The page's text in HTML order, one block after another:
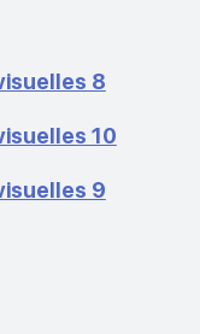
8
10
9